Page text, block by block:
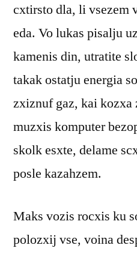
cxtirsto dla, li vsezem
eda. Vo lukas pisalju
kamenis din, utratite
takak ostatju energia
zxiznuf gaz, kai kozxa
muzxis komputer
skolk esxte, delame
posle kazahzem.
Maks vozis rocxis ku
polozxij vse, voina